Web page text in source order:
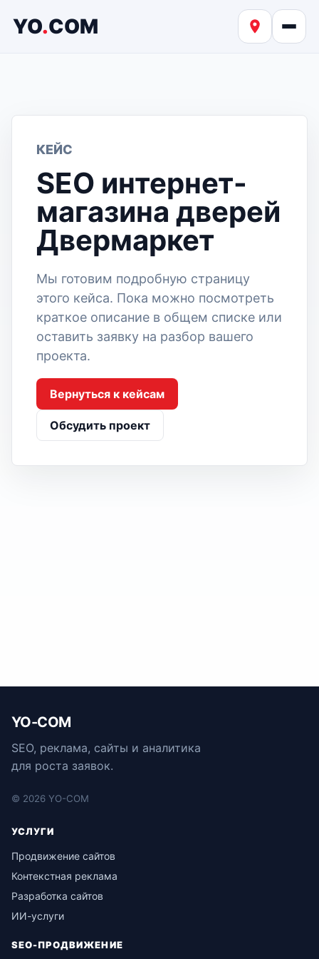
YO.COM
КЕЙС
SEO интернет-
магазина дверей
Двермаркет
Мы готовим подробную страницу
этого кейса. Пока можно посмотреть
краткое описание в общем списке или
оставить заявку на разбор вашего
проекта.
Вернуться к кейсам
Обсудить проект
YO-COM
SEO, реклама, сайты и аналитика
для роста заявок.
© 2026 YO-COM
УСЛУГИ
Продвижение сайтов
Контекстная реклама
Разработка сайтов
ИИ-услуги
SEO-ПРОДВИЖЕНИЕ